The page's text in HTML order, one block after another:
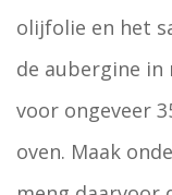
olijfolie en het
de aubergine
voor ongeveer
oven. Maak